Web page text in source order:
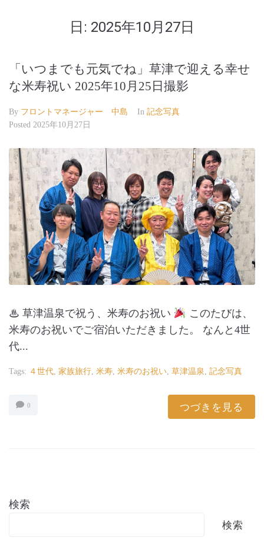
日: 2025年10月27日
「いつまでも元気でね」草津で迎える幸せ
な米寿祝い 2025年10月25日撮影
By フロントマネージャー 中島 In 記念写真
Posted 2025年10月27日
♨ 草津温泉で祝う、米寿のお祝い
このたびは、
米寿のお祝いでご宿泊いただきました。 なんと4世
代...
Tags: ４世代, 家族旅行, 米寿, 米寿のお祝い, 草津温泉, 記念写真
0 つづきを見る
検索
検索